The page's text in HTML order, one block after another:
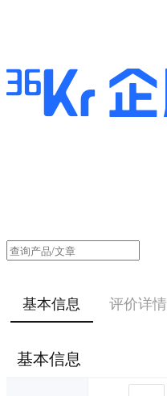
基本信息 评价详情
基本信息